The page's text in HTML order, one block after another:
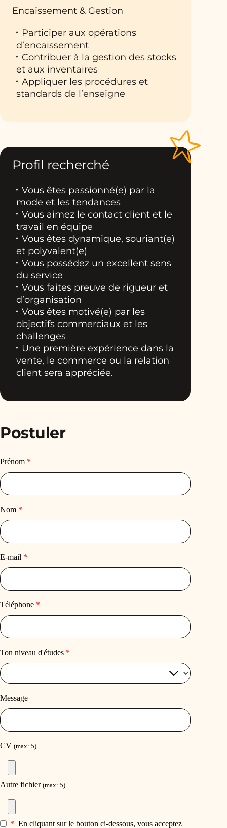
Encaissement & Gestion
Participer aux opérations
d’encaissement
Contribuer à la gestion des stocks
et aux inventaires
Appliquer les procédures et
standards de l’enseigne
Profil recherché
Vous êtes passionné(e) par la
mode et les tendances
Vous aimez le contact client et le
travail en équipe
Vous êtes dynamique, souriant(e)
et polyvalent(e)
Vous possédez un excellent sens
du service
Vous faites preuve de rigueur et
d’organisation
Vous êtes motivé(e) par les
objectifs commerciaux et les
challenges
Une première expérience dans la
vente, le commerce ou la relation
client sera appréciée.
Postuler